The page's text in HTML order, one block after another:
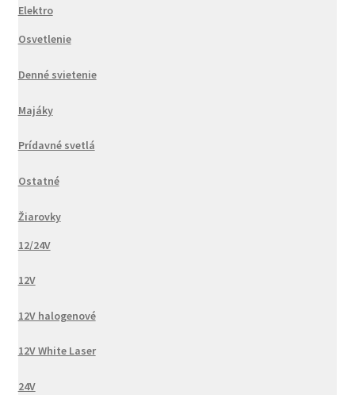
Elektro
Osvetlenie
Denné svietenie
Majáky
Prídavné svetlá
Ostatné
Žiarovky
12/24V
12V
12V halogenové
12V White Laser
24V